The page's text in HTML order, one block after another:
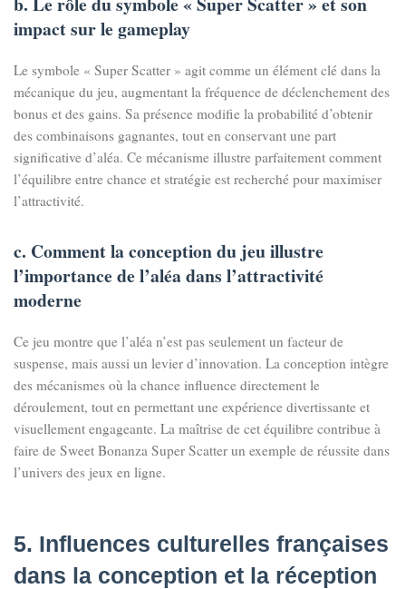
impact sur le gameplay
Le symbole « Super Scatter » agit comme un élément clé dans la
mécanique du jeu, augmentant la fréquence de déclenchement des
bonus et des gains. Sa présence modifie la probabilité d’obtenir
des combinaisons gagnantes, tout en conservant une part
significative d’aléa. Ce mécanisme illustre parfaitement comment
l’équilibre entre chance et stratégie est recherché pour maximiser
l’attractivité.
c. Comment la conception du jeu illustre
l’importance de l’aléa dans l’attractivité
moderne
Ce jeu montre que l’aléa n’est pas seulement un facteur de
suspense, mais aussi un levier d’innovation. La conception intègre
des mécanismes où la chance influence directement le
déroulement, tout en permettant une expérience divertissante et
visuellement engageante. La maîtrise de cet équilibre contribue à
faire de Sweet Bonanza Super Scatter un exemple de réussite dans
l’univers des jeux en ligne.
5. Influences culturelles françaises
dans la conception et la réception